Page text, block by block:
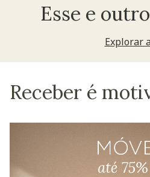
Esse e
Explorar
Receber é